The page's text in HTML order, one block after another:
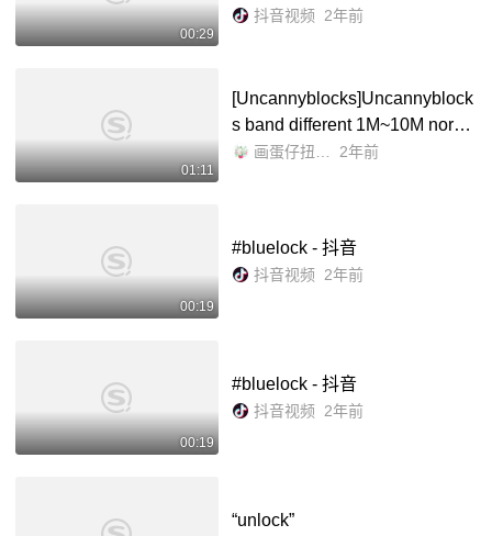
00:29
抖音视频 2年前
01:11
[Uncannyblocks]Uncannyblock
s band different 1M~10M norm
al and uncarry_哔哩哔哩_bilibil
2年前
00:19
#bluelock - 抖音
抖音视频 2年前
00:19
#bluelock - 抖音
抖音视频 2年前
“unlock”